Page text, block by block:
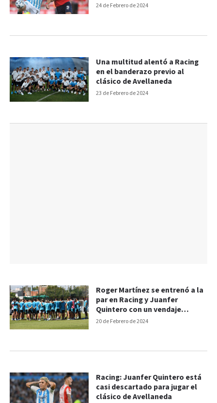
24 de Febrero de 2024
23 de Febrero de 2024
Una multitud alentó a Racing
en el banderazo previo al
clásico de Avellaneda
20 de Febrero de 2024
Roger Martínez se entrenó a la
par en Racing y Juanfer
Quintero con un vendaje
especial
Racing: Juanfer Quintero está
casi descartado para jugar el
clásico de Avellaneda